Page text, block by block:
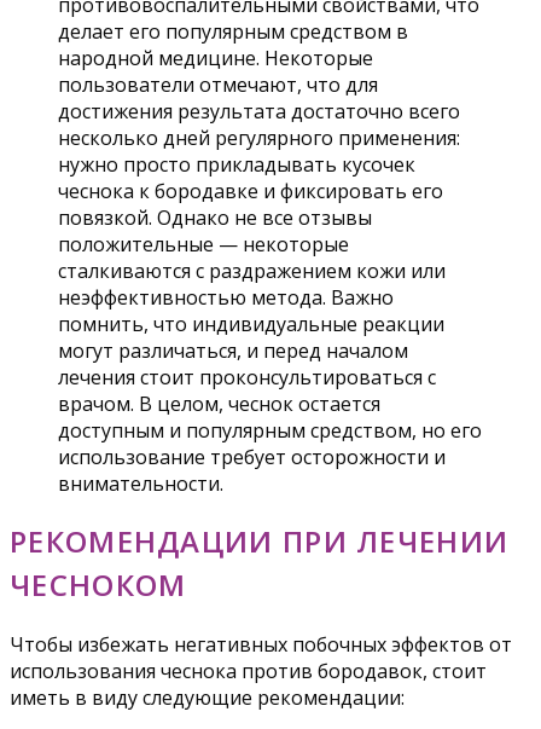
делает его популярным средством в
народной медицине. Некоторые
пользователи отмечают, что для
достижения результата достаточно всего
несколько дней регулярного применения:
нужно просто прикладывать кусочек
чеснока к бородавке и фиксировать его
повязкой. Однако не все отзывы
положительные — некоторые
сталкиваются с раздражением кожи или
неэффективностью метода. Важно
помнить, что индивидуальные реакции
могут различаться, и перед началом
лечения стоит проконсультироваться с
врачом. В целом, чеснок остается
доступным и популярным средством, но его
использование требует осторожности и
внимательности.
РЕКОМЕНДАЦИИ ПРИ ЛЕЧЕНИИ
ЧЕСНОКОМ
Чтобы избежать негативных побочных эффектов от
использования чеснока против бородавок, стоит
иметь в виду следующие рекомендации: